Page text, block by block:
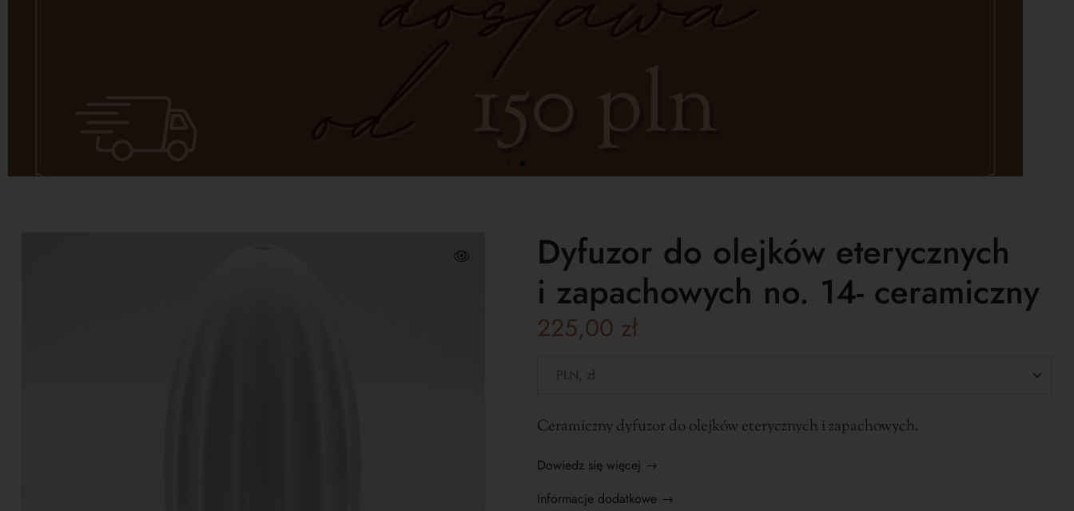
Dyfuzor do olejków eterycznych
i zapachowych no. 14- ceramiczny
225,00 zł
Ceramiczny dyfuzor do olejków eterycznych i zapachowych.
Dowiedz się więcej →
Informacje dodatkowe →